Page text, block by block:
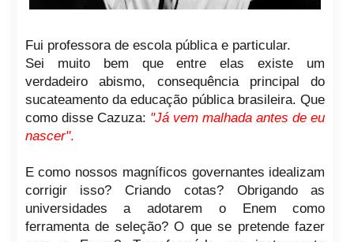
Fui professora de escola pública e particular.
Sei muito bem que entre elas existe um
verdadeiro abismo, consequência principal do
sucateamento da educação pública brasileira. Que
como disse Cazuza: "Já vem malhada antes de eu
nascer".
E como nossos magníficos governantes idealizam
corrigir isso? Criando cotas? Obrigando as
universidades a adotarem o Enem como
ferramenta de seleção? O que se pretende fazer